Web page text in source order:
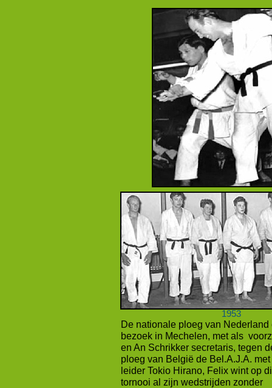
1953
De nationale ploeg van Nederland
bezoek in Mechelen, met als
en An Schrikker secretaris, tegen
ploeg van België de Bel.A.J.A.
leider Tokio Hirano, Felix wint op
tornooi al zijn wedstrijden zonder